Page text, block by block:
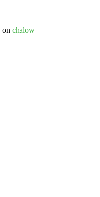
on chalow